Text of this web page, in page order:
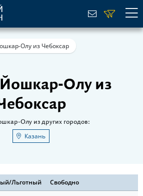
Олу из Чебоксар
Олу из
Олу из других городов:
Казань
Льготный
Свободно